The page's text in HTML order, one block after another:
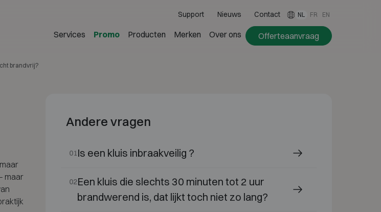
Support Nieuws Contact NL FR EN
Services Promo Producten Merken Over ons Offerteaanvraag
brandvrij?
maar
Andere vragen
01Is een kluis inbraakveilig ?
02Een kluis die slechts 30 minuten tot 2 uur
brandwerend is, dat lijkt toch niet zo lang?